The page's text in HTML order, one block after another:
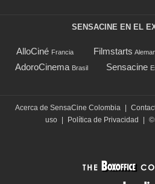
SENSACINE EN EL
AlloCiné Francia Filmstarts
AdoroCinema Brasil Sensacine
Acerca de SensaCine Colombia |
uso | Política de Privacidad |